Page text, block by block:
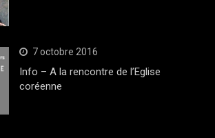
7 octobre 2016
Info – A la rencontre de l’Eglise
coréenne